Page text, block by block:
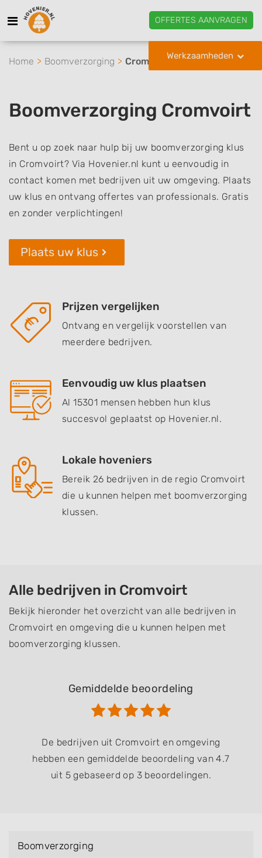
OFFERTES AANVRAGEN
Werkzaamheden
Home Boomverzorging Cromvoirt
Boomverzorging Cromvoirt
Bent u op zoek naar hulp bij uw boomverzorging klus
in Cromvoirt? Via Hovenier.nl kunt u eenvoudig in
contact komen met bedrijven uit uw omgeving. Plaats
uw klus en ontvang offertes van professionals. Gratis
en zonder verplichtingen!
Plaats uw klus
Prijzen vergelijken
Ontvang en vergelijk voorstellen van
meerdere bedrijven.
Eenvoudig uw klus plaatsen
Al 15301 mensen hebben hun klus
succesvol geplaatst op Hovenier.nl.
Lokale hoveniers
Bereik 26 bedrijven in de regio Cromvoirt
die u kunnen helpen met boomverzorging
klussen.
Alle bedrijven in Cromvoirt
Bekijk hieronder het overzicht van alle bedrijven in
Cromvoirt en omgeving die u kunnen helpen met
boomverzorging klussen.
Gemiddelde beoordeling
De bedrijven uit Cromvoirt en omgeving
hebben een gemiddelde beoordeling van 4.7
uit 5 gebaseerd op 3 beoordelingen.
Boomverzorging